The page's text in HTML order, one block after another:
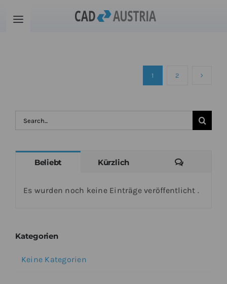
InhaltToggle
Download
1 2
Suche
nach:
Beliebt Kürzlich
Es wurden noch keine Einträge veröffentlicht .
Kategorien
Keine Kategorien